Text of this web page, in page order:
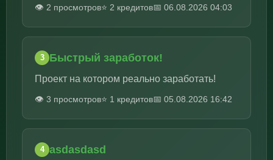
👁️ 2 просмотров⭐ 2 кредитов📅 06.08.2026 04:03
3 Быстрый заработок!
Проект на котором реально заработать!
👁️ 3 просмотров⭐ 1 кредитов📅 05.08.2026 16:42
4 asdasdasd